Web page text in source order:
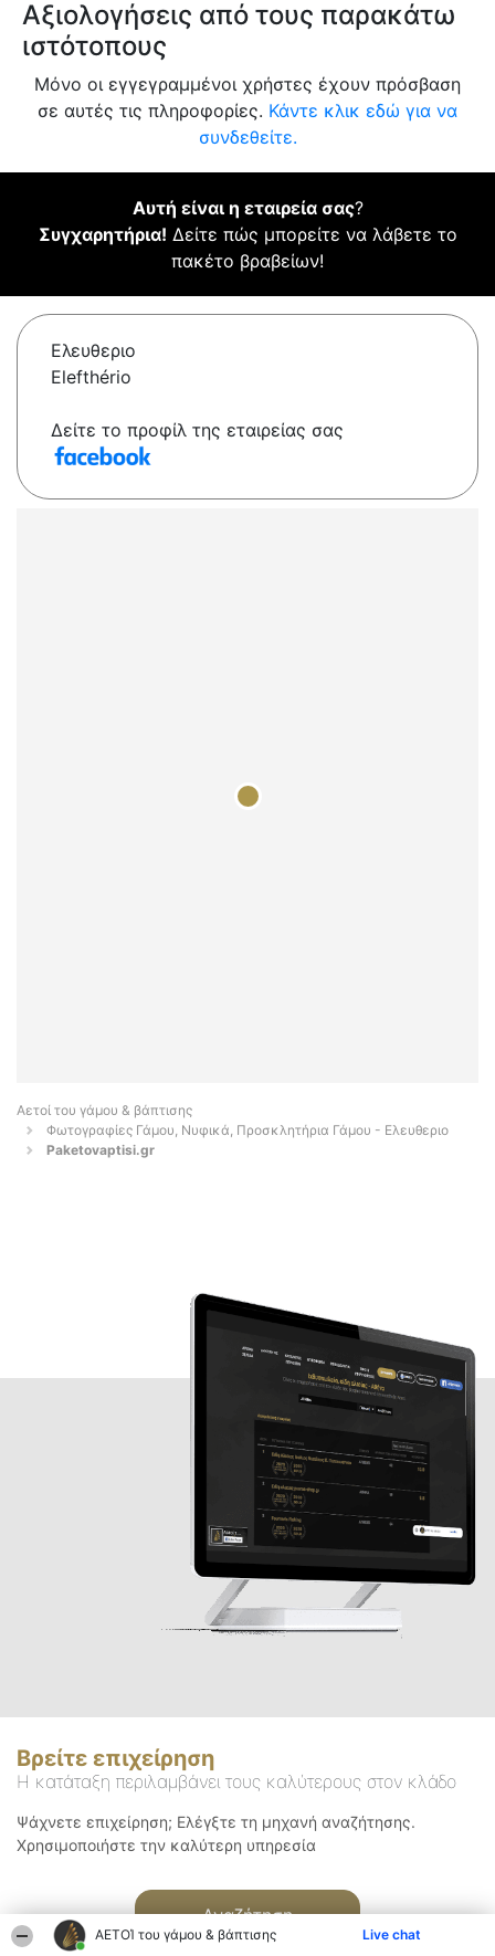
ΑΕΤΟΊ του γάμου & βάπτισης Live chat
Αξιολογήσεις από τους παρακάτω
ιστότοπους
Μόνο οι εγγεγραμμένοι χρήστες έχουν πρόσβαση
σε αυτές τις πληροφορίες. Κάντε κλικ εδώ για να
συνδεθείτε.
Αυτή είναι η εταιρεία σας?
Συγχαρητήρια! Δείτε πώς μπορείτε να λάβετε το
πακέτο βραβείων!
Ελευθεριο
Elefthério
Δείτε το προφίλ της εταιρείας σας
Αετοί του γάμου & βάπτισης
Φωτογραφίες Γάμου, Νυφικά, Προσκλητήρια Γάμου - Ελευθεριο
Paketovaptisi.gr
Βρείτε επιχείρηση
Η κατάταξη περιλαμβάνει τους καλύτερους στον κλάδο
Ψάχνετε επιχείρηση; Ελέγξτε τη μηχανή αναζήτησης.
Χρησιμοποιήστε την καλύτερη υπηρεσία
Αναζήτηση